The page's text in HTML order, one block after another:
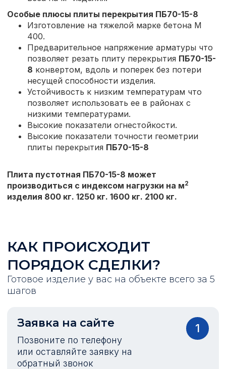
Особые плюсы плиты перекрытия ПБ70-15-8
Изготовление на тяжелой марке бетона М
400.
Предварительное напряжение арматуры что
позволяет резать плиту перекрытия ПБ70-15-
8 конвертом, вдоль и поперек без потери
несущей способности изделия.
Устойчивость к низким температурам что
позволяет использовать ее в районах с
низкими температурами.
Высокие показатели огнестойкости.
Высокие показатели точности геометрии
плиты перекрытия ПБ70-15-8
Плита пустотная ПБ70-15-8 может
производиться с индексом нагрузки на м2
изделия 800 кг. 1250 кг. 1600 кг. 2100 кг.
КАК ПРОИСХОДИТ
ПОРЯДОК СДЕЛКИ?
Готовое изделие у вас на объекте всего за 5
шагов
Заявка на сайте
Позвоните по телефону
или оставляйте заявку на
обратный звонок
1